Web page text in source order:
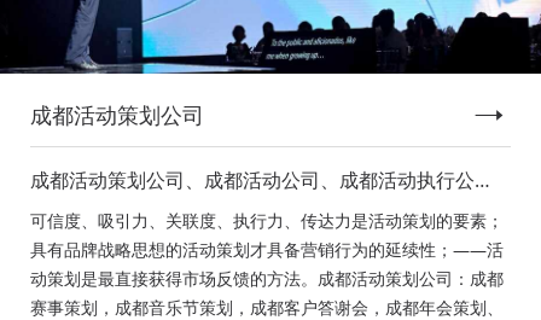
成都活动策划公司
成都活动策划公司、成都活动公司、成都活动执行公
司、成都庆典活动策划公司、成都发布会策划公司、成
都音乐节策划公司、成都年会活动策划
可信度、吸引力、关联度、执行力、传达力是活动策划的要素；
具有品牌战略思想的活动策划才具备营销行为的延续性；——活
动策划是最直接获得市场反馈的方法。成都活动策划公司：成都
赛事策划，成都音乐节策划，成都客户答谢会，成都年会策划、